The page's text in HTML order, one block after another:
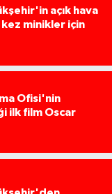
açık hava
kez minikler için
Ofisi'nin
ilk film Oscar